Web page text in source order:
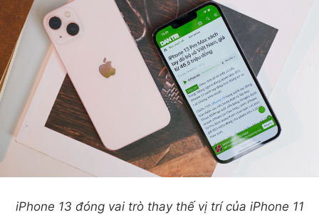
iPhone 13 đóng vai trò thay thế vị trí của iPhone 11